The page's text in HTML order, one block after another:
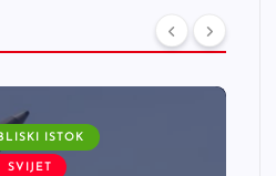
BLISKI ISTOK
SVIJET